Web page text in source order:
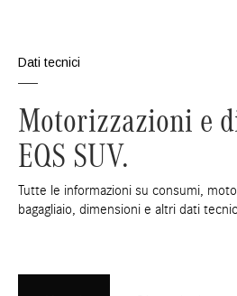
Dati tecnici
Motorizzazioni e
EQS SUV.
Tutte le informazioni su consumi,
bagagliaio, dimensioni e altri dati